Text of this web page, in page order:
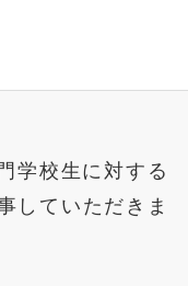
学校生に対する
していただきま